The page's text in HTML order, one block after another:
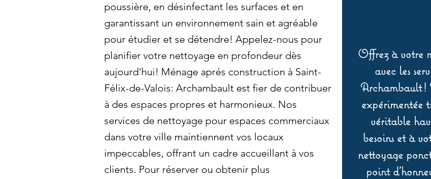
poussière, en désinfectant les surfaces et en
garantissant un environnement sain et agréable
pour étudier et se détendre! Appelez-nous pour
planifier votre nettoyage en profondeur dès
aujourd'hui! Ménage aprés construction à Saint-
Félix-de-Valois: Archambault est fier de contribuer
à des espaces propres et harmonieux. Nos
services de nettoyage pour espaces commerciaux
dans votre ville maintiennent vos locaux
impeccables, offrant un cadre accueillant à vos
clients. Pour réserver ou obtenir plus
Offrez à votre
avec les
Archambault !
expérimentée
véritable
besoins et à
nettoyage
point